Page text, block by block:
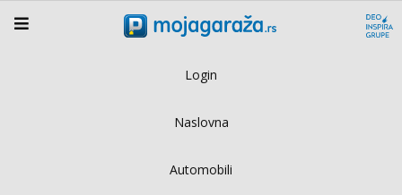
Login
Naslovna
Automobili